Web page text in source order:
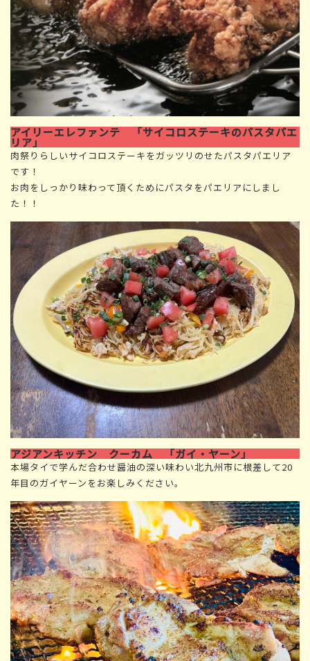
アイリーエレファンテ 「サイコロステーキのパスタパエ
リア」
肉祭りらしいサイコロステーキをガッツリのせたパスタパエリア
です！
お肉をしっかり味わって頂くためにパスタをパエリアにしまし
た！！
アジアンキッチン クーカム 「ガイ・ヤーン」
本場タイで学んだ合わせ醤油の深い味わい北九州市に根差して20
年目のガイヤーンをお楽しみください。